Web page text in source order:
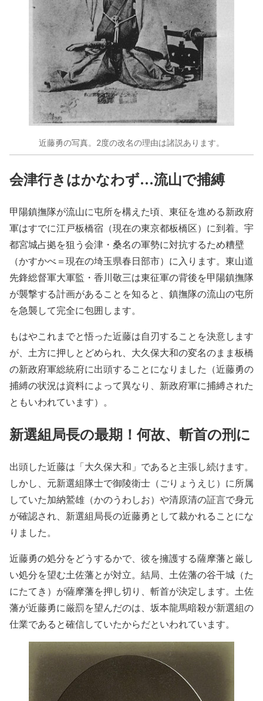
近藤勇の写真。2度の改名の理由は諸説あります。
会津行きはかなわず…流山で捕縛
甲陽鎮撫隊が流山に屯所を構えた頃、東征を進める新政府
軍はすでに江戸板橋宿（現在の東京都板橋区）に到着。宇
都宮城占拠を狙う会津・桑名の軍勢に対抗するため糟壁
（かすかべ＝現在の埼玉県春日部市）に入ります。東山道
先鋒総督軍大軍監・香川敬三は東征軍の背後を甲陽鎮撫隊
が襲撃する計画があることを知ると、鎮撫隊の流山の屯所
を急襲して完全に包囲します。
もはやこれまでと悟った近藤は自刃することを決意します
が、土方に押しとどめられ、大久保大和の変名のまま板橋
の新政府軍総統府に出頭することになりました（近藤勇の
捕縛の状況は資料によって異なり、新政府軍に捕縛された
ともいわれています）。
新選組局長の最期！何故、斬首の刑に
出頭した近藤は「大久保大和」であると主張し続けます。
しかし、元新選組隊士で御陵衛士（ごりょうえじ）に所属
していた加納鷲雄（かのうわしお）や清原清の証言で身元
が確認され、新選組局長の近藤勇として裁かれることにな
りました。
近藤勇の処分をどうするかで、彼を擁護する薩摩藩と厳し
い処分を望む土佐藩とが対立。結局、土佐藩の谷干城（た
にたてき）が薩摩藩を押し切り、斬首が決定します。土佐
藩が近藤勇に厳罰を望んだのは、坂本龍馬暗殺が新選組の
仕業であると確信していたからだといわれています。